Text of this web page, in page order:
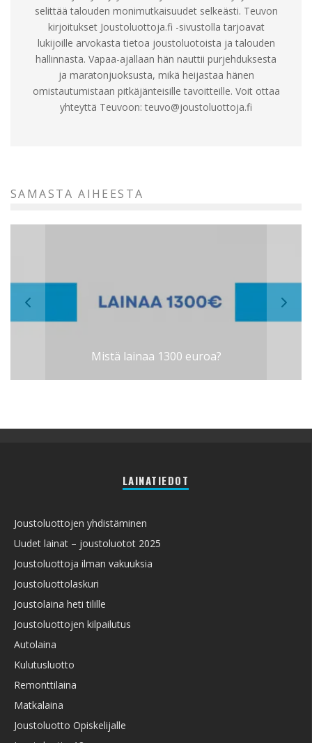
selittää talouden monimutkaisuudet selkeästi. Teuvon
kirjoitukset Joustoluottoja.fi -sivustolla tarjoavat
lukijoille arvokasta tietoa joustoluotoista ja talouden
hallinnasta. Vapaa-ajallaan hän nauttii purjehduksesta
ja maratonjuoksusta, mikä heijastaa hänen
omistautumistaan pitkäjänteisille tavoitteille. Voit ottaa
yhteyttä Teuvoon: teuvo@joustoluottoja.fi
SAMASTA AIHEESTA
Mistä lainaa 1300 euroa?
LAINATIEDOT
Joustoluottojen yhdistäminen
Uudet lainat – joustoluotot 2025
Joustoluottoja ilman vakuuksia
Joustoluottolaskuri
Joustolaina heti tilille
Joustoluottojen kilpailutus
Autolaina
Kulutusluotto
Remonttilaina
Matkalaina
Joustoluotto Opiskelijalle